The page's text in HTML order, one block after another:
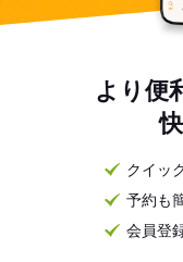
より便
クイッ
予約も
会員登